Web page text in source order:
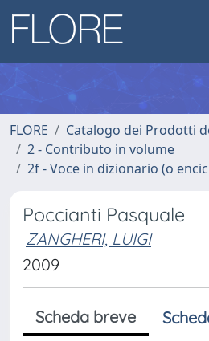
FLORE
Catalogo dei Prodotti
2 - Contributo in volume
2f - Voce in dizionario (o
Poccianti Pasquale
ZANGHERI, LUIGI
2009
Scheda breve